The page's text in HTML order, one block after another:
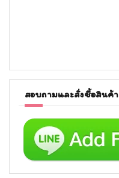
สอบถามและสั่งซื้อสินค้า